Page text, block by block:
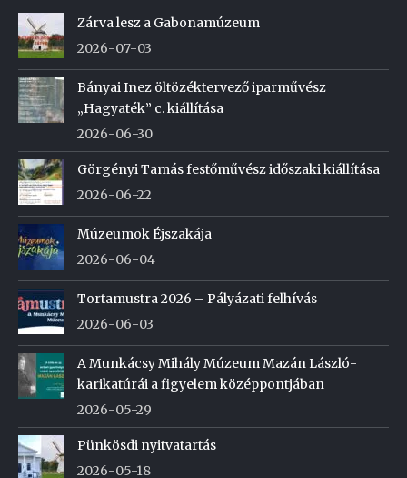
Zárva lesz a Gabonamúzeum
2026-07-03
Bányai Inez öltözéktervező iparművész
„Hagyaték” c. kiállítása
2026-06-30
Görgényi Tamás festőművész időszaki kiállítása
2026-06-22
Múzeumok Éjszakája
2026-06-04
Tortamustra 2026 – Pályázati felhívás
2026-06-03
A Munkácsy Mihály Múzeum Mazán László-
karikatúrái a figyelem középpontjában
2026-05-29
Pünkösdi nyitvatartás
2026-05-18